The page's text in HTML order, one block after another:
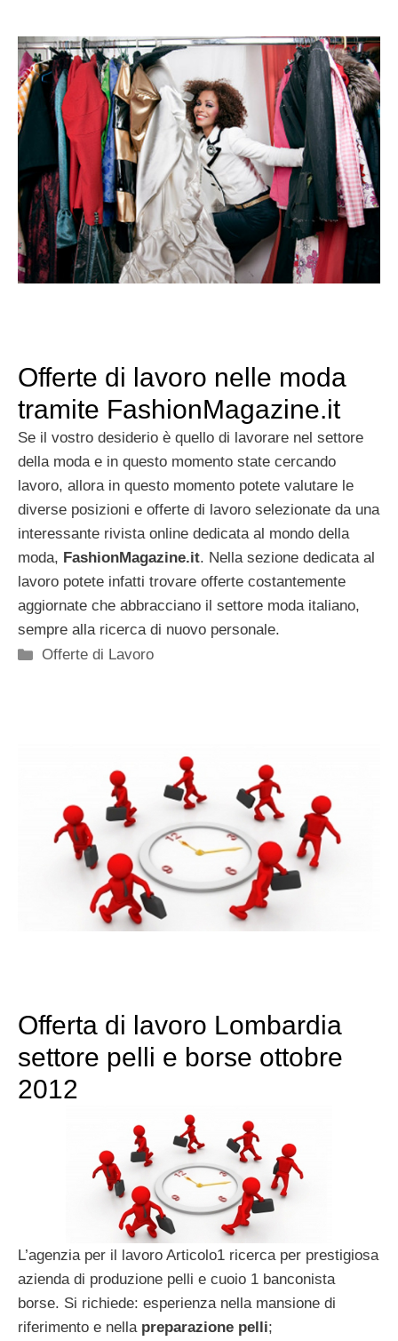
Offerte di lavoro nelle moda
tramite FashionMagazine.it
Se il vostro desiderio è quello di lavorare nel settore
della moda e in questo momento state cercando
lavoro, allora in questo momento potete valutare le
diverse posizioni e offerte di lavoro selezionate da una
interessante rivista online dedicata al mondo della
moda, FashionMagazine.it. Nella sezione dedicata al
lavoro potete infatti trovare offerte costantemente
aggiornate che abbracciano il settore moda italiano,
sempre alla ricerca di nuovo personale.
Categorie
Offerte di Lavoro
Offerta di lavoro Lombardia
settore pelli e borse ottobre
2012
L’agenzia per il lavoro Articolo1 ricerca per prestigiosa
azienda di produzione pelli e cuoio 1 banconista
borse. Si richiede: esperienza nella mansione di
riferimento e nella preparazione pelli;